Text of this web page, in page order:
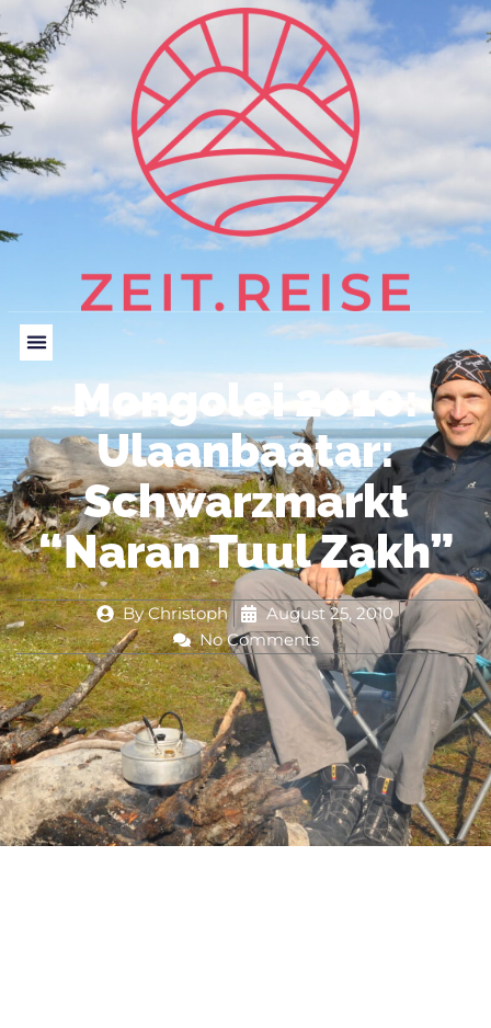
Mongolei 2010:
Ulaanbaatar:
Schwarzmarkt
“Naran Tuul Zakh”
ByChristoph
August 25, 2010
No Comments